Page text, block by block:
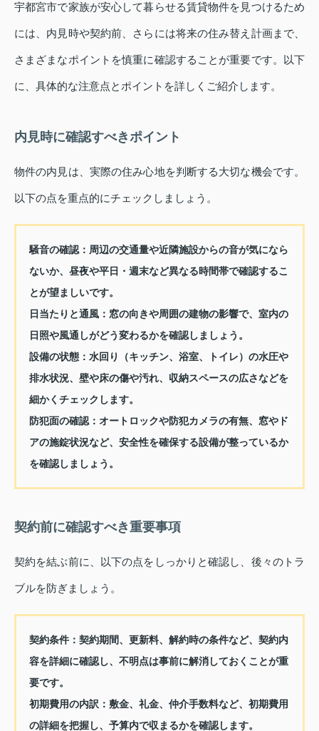
宇都宮市で家族が安心して暮らせる賃貸物件を見つけるため
には、内見時や契約前、さらには将来の住み替え計画まで、
さまざまなポイントを慎重に確認することが重要です。以下
に、具体的な注意点とポイントを詳しくご紹介します。
内見時に確認すべきポイント
物件の内見は、実際の住み心地を判断する大切な機会です。
以下の点を重点的にチェックしましょう。
騒音の確認： 周辺の交通量や近隣施設からの音が気になら
ないか、昼夜や平日・週末など異なる時間帯で確認するこ
とが望ましいです。
日当たりと通風： 窓の向きや周囲の建物の影響で、室内の
日照や風通しがどう変わるかを確認しましょう。
設備の状態： 水回り（キッチン、浴室、トイレ）の水圧や
排水状況、壁や床の傷や汚れ、収納スペースの広さなどを
細かくチェックします。
防犯面の確認： オートロックや防犯カメラの有無、窓やド
アの施錠状況など、安全性を確保する設備が整っているか
を確認しましょう。
契約前に確認すべき重要事項
契約を結ぶ前に、以下の点をしっかりと確認し、後々のトラ
ブルを防ぎましょう。
契約条件： 契約期間、更新料、解約時の条件など、契約内
容を詳細に確認し、不明点は事前に解消しておくことが重
要です。
初期費用の内訳： 敷金、礼金、仲介手数料など、初期費用
の詳細を把握し、予算内で収まるかを確認します。